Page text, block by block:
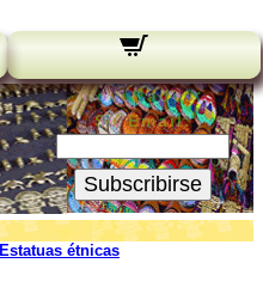
Novedades:
Su Email:
Subscribirse
Estatuas étnicas